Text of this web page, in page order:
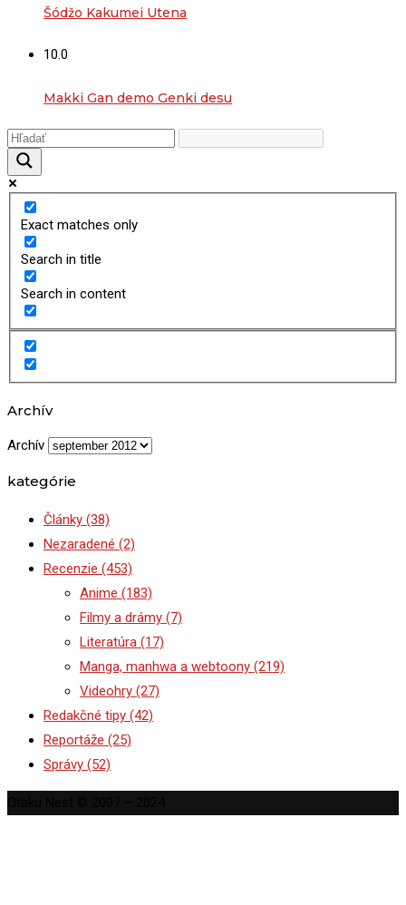
Šódžo Kakumei Utena
10.0
Makki Gan demo Genki desu
Exact matches only
Search in title
Search in content
Archív
Archív
kategórie
Články (38)
Nezaradené (2)
Recenzie (453)
Anime (183)
Filmy a drámy (7)
Literatúra (17)
Manga, manhwa a webtoony (219)
Videohry (27)
Redakčné tipy (42)
Reportáže (25)
Správy (52)